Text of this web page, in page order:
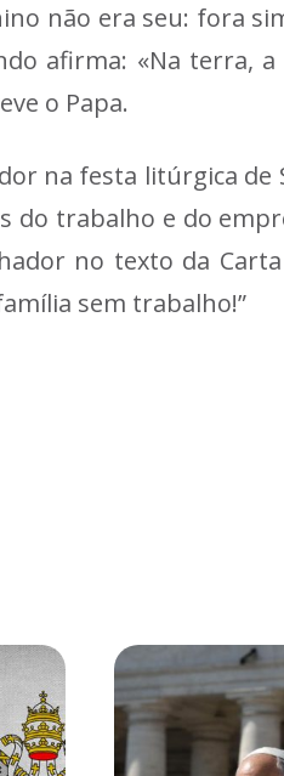
não era seu: fora
afirma: «Na terra,
o Papa.
na festa litúrgica
trabalho e do
no texto da
sem trabalho!”